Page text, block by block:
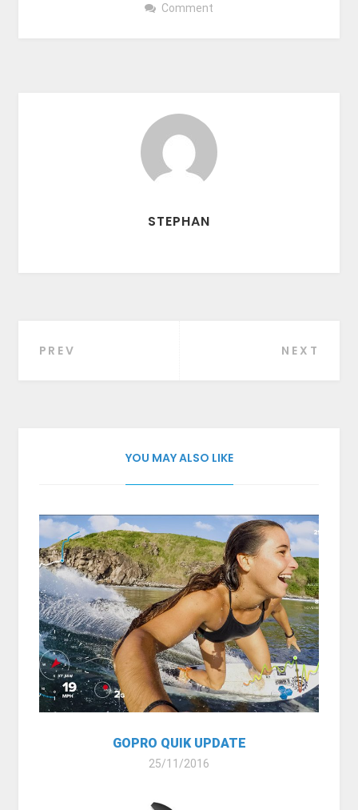
Comment
STEPHAN
Beitragsnavigation
PREV NEXT
YOU MAY ALSO LIKE
GOPRO QUIK UPDATE
25/11/2016